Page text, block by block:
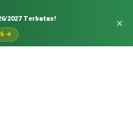
2027 Terbatas!
→
×